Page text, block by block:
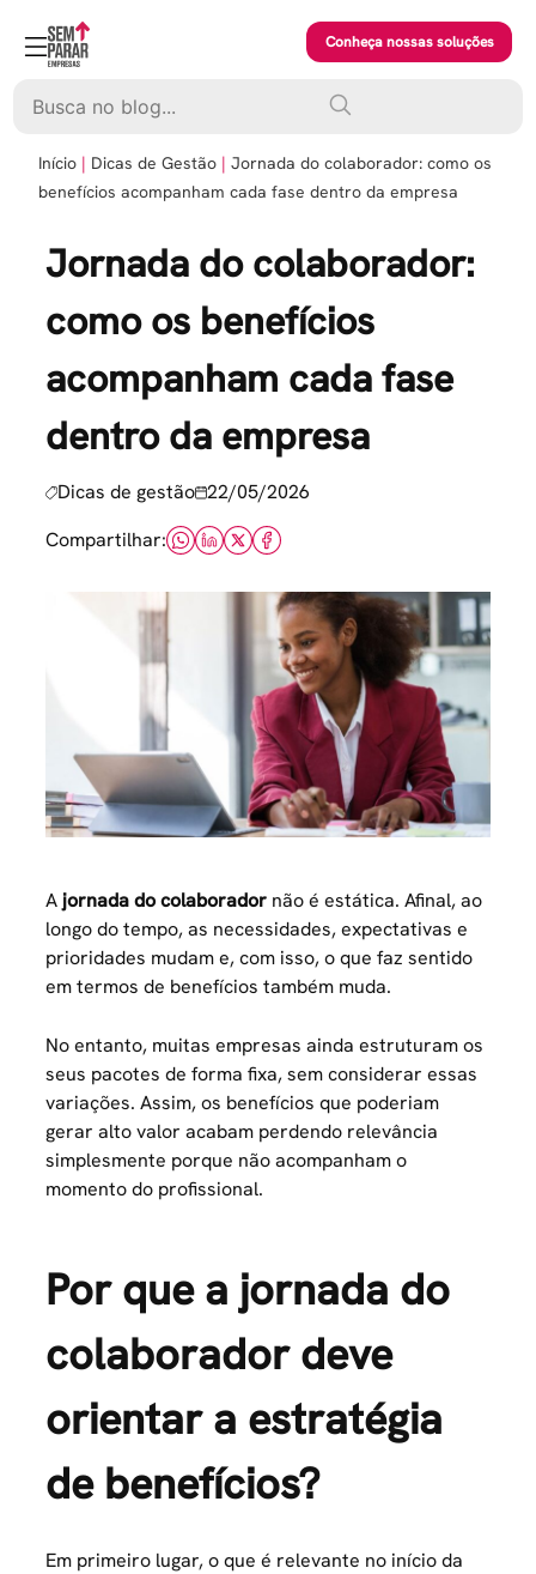
content
Conheça nossas soluções
Início Dicas de Gestão
Jornada do colaborador: como os
benefícios acompanham cada fase dentro da empresa
Jornada do colaborador:
como os benefícios
acompanham cada fase
dentro da empresa
Dicas de gestão 22/05/2026
Compartilhar:
A jornada do colaborador não é estática. Afinal, ao
longo do tempo, as necessidades, expectativas e
prioridades mudam e, com isso, o que faz sentido
em termos de benefícios também muda.
No entanto, muitas empresas ainda estruturam os
seus pacotes de forma fixa, sem considerar essas
variações. Assim, os benefícios que poderiam
gerar alto valor acabam perdendo relevância
simplesmente porque não acompanham o
momento do profissional.
Por que a jornada do
colaborador deve
orientar a estratégia
de benefícios?
Em primeiro lugar, o que é relevante no início da